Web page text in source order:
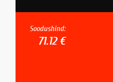
Soodushind:
71.12 €